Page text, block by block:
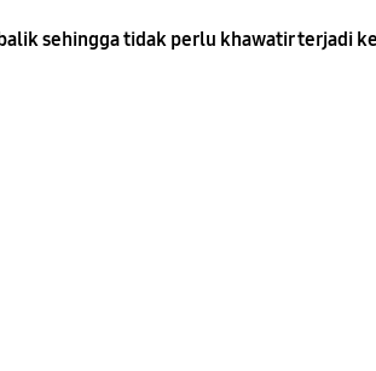
sehingga tidak perlu khawatir terjadi